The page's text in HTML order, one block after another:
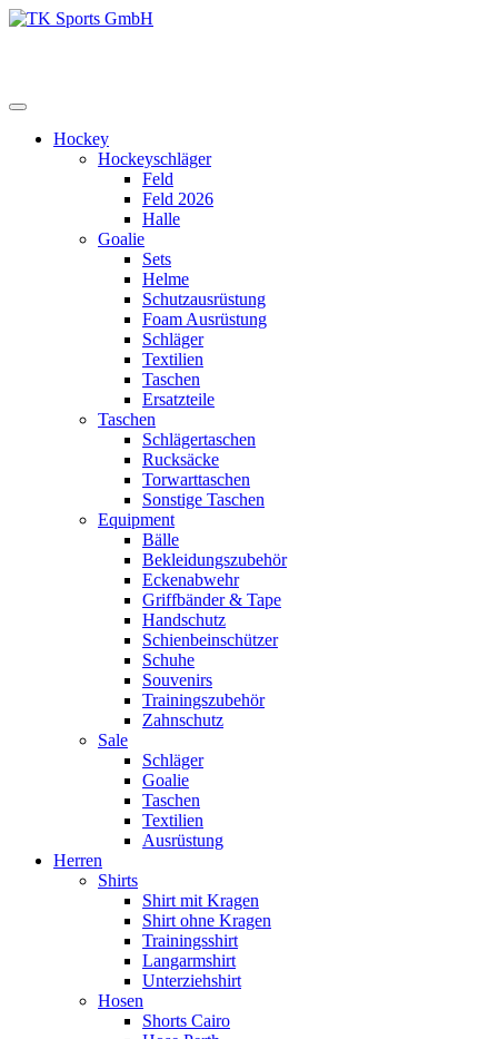
Zum
Hockey
Hockeyschläger
Feld
Feld 2026
Halle
Goalie
Sets
Helme
Schutzausrüstung
Foam Ausrüstung
Schläger
Textilien
Taschen
Ersatzteile
Taschen
Schlägertaschen
Rucksäcke
Torwarttaschen
Sonstige Taschen
Equipment
Bälle
Bekleidungszubehör
Eckenabwehr
Griffbänder & Tape
Handschutz
Schienbeinschützer
Schuhe
Souvenirs
Trainingszubehör
Zahnschutz
Sale
Schläger
Goalie
Taschen
Textilien
Ausrüstung
Herren
Shirts
Shirt mit Kragen
Shirt ohne Kragen
Trainingsshirt
Langarmshirt
Unterziehshirt
Hosen
Shorts Cairo